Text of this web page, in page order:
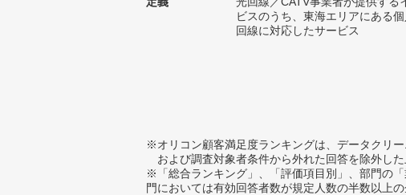
ビスのうち、東海エリアにある
回線に対応したサービス
※オリコン顧客満足度ランキングは、データクリ
および調査対象者条件から外れた回答を除外した
※「総合ランキング」、「評価項目別」、部門の
門においては有効回答者数が規定人数の半数以上